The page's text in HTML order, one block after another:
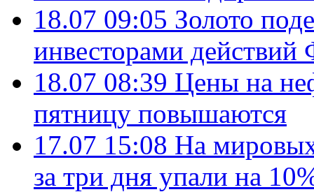
18.07 09:05 Золото
инвесторами
18.07 08:39 Цены на
пятницу повышаются
17.07 15:08 На
за три дня упали на